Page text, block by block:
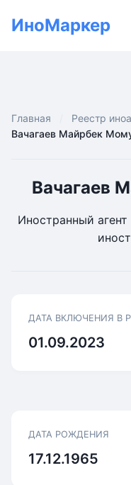
ИноМаркер
Главная
Реестр
Вачагаев Майрбек
Вачагаев
Иностранный
ДАТА ВКЛЮЧЕНИЯ В
01.09.2023
ДАТА РОЖДЕНИЯ
17.12.1965